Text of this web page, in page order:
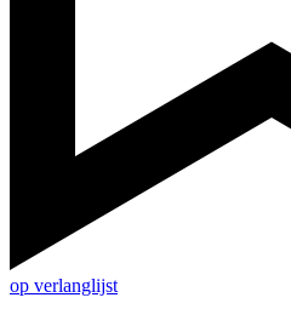
op verlanglijst